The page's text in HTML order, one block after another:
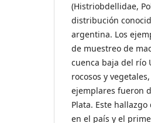
(Histriobdellidae,
distribución
argentina. Los
de muestreo de
cuenca baja del río
rocosos y
ejemplares fueron
Plata. Este
en el país y el